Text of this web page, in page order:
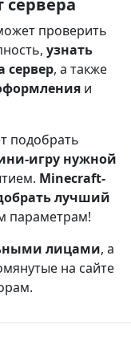
проверить
узнать
сервер, а также
и
подобрать
игру нужной
Minecraft-
лучший
параметрам!
лицами, а
на сайте